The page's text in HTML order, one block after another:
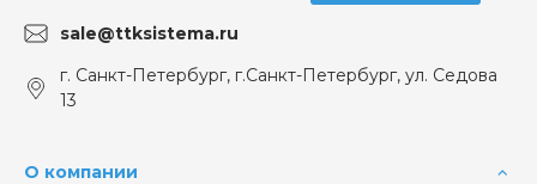
sale@ttksistema.ru
г. Санкт-Петербург, г.Санкт-Петербург, ул. Седова
13
О компании